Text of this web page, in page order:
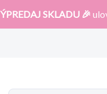
SKLADU 🎉